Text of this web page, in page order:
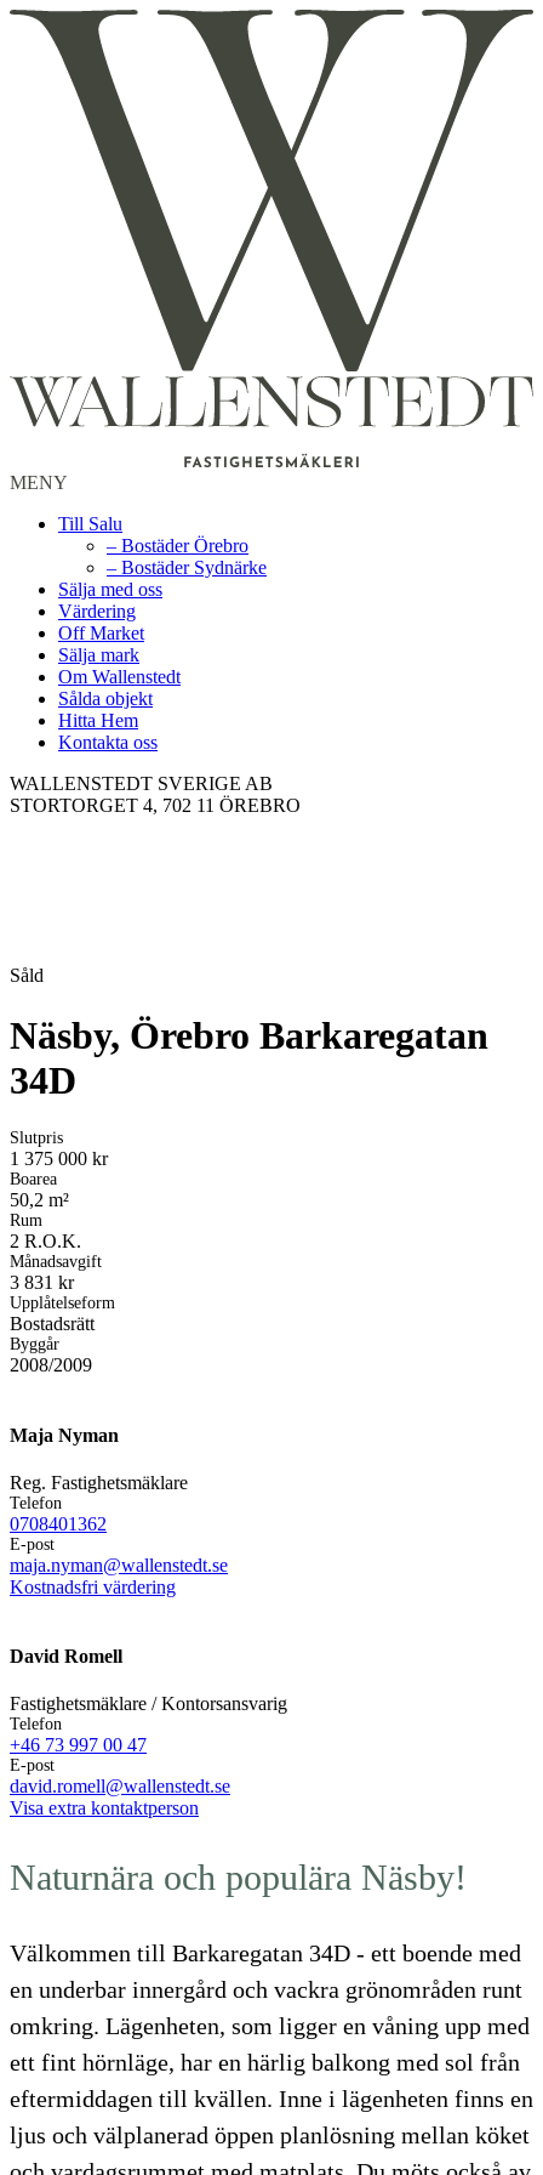
MENY
Till Salu
– Bostäder Örebro
– Bostäder Sydnärke
Sälja med oss
Värdering
Off Market
Sälja mark
Om Wallenstedt
Sålda objekt
Hitta Hem
Kontakta oss
WALLENSTEDT SVERIGE AB
STORTORGET 4, 702 11 ÖREBRO
Såld
Näsby, Örebro Barkaregatan
34D
Slutpris
1 375 000 kr
Boarea
50,2 m²
Rum
2 R.O.K.
Månadsavgift
3 831 kr
Upplåtelseform
Bostadsrätt
Byggår
2008/2009
Maja Nyman
Reg. Fastighetsmäklare
Telefon
0708401362
E-post
maja.nyman@wallenstedt.se
Kostnadsfri värdering
David Romell
Fastighetsmäklare / Kontorsansvarig
Telefon
+46 73 997 00 47
E-post
david.romell@wallenstedt.se
Visa extra kontaktperson
Naturnära och populära Näsby!
Välkommen till Barkaregatan 34D - ett boende med
en underbar innergård och vackra grönområden runt
omkring. Lägenheten, som ligger en våning upp med
ett fint hörnläge, har en härlig balkong med sol från
eftermiddagen till kvällen. Inne i lägenheten finns en
ljus och välplanerad öppen planlösning mellan köket